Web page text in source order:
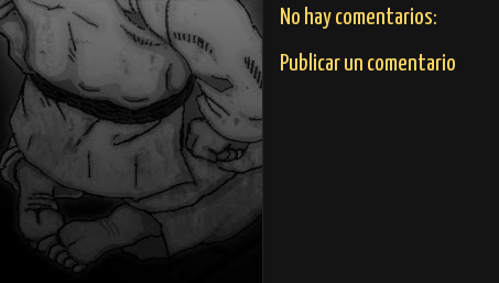
No hay comentarios:
Publicar un comentario